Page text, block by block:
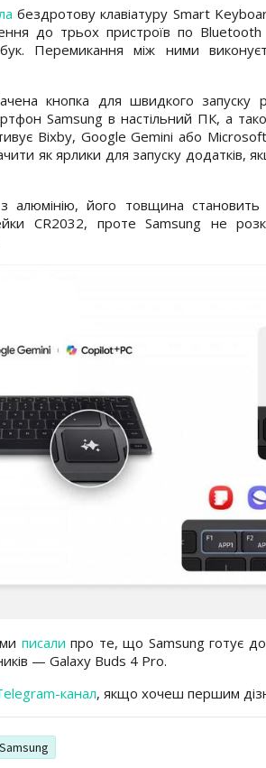
бездротову клавіатуру Smart
до трьох пристроїв по
Перемикання між ними
кнопка для швидкого
Samsung в настільний ПК, а
Bixby, Google Gemini або
як ярлики для запуску додатків,
алюмінію, його товщина становить
CR2032, проте Samsung не
писали про те, що Samsung готує до
— Galaxy Buds 4 Pro.
канал, якщо хочеш першим
Samsung